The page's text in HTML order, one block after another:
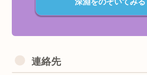
深淵をのぞいてみる
連絡先